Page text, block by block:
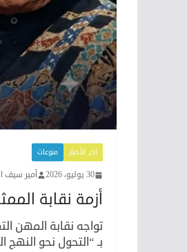
اخر الأخبار منوعات
30 يوليو، 2026 أمير سيف
أزمة نقابة
تواجه نقابة المهن
بـ “التحول نحو النهج